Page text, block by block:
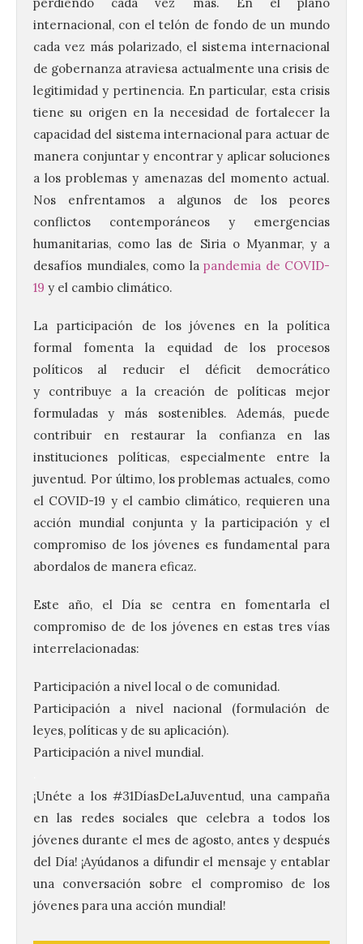
internacional, con el telón de fondo de un mundo
cada vez más polarizado, el sistema internacional
de gobernanza atraviesa actualmente una crisis de
legitimidad y pertinencia. En particular, esta crisis
tiene su origen en la necesidad de fortalecer la
capacidad del sistema internacional para actuar de
manera conjuntar y encontrar y aplicar soluciones
a los problemas y amenazas del momento actual.
Nos enfrentamos a algunos de los peores
conflictos contemporáneos y emergencias
humanitarias, como las de Siria o Myanmar, y a
desafíos mundiales, como la pandemia de COVID-
19 y el cambio climático.
La participación de los jóvenes en la política
formal fomenta la equidad de los procesos
políticos al reducir el déficit democrático
y contribuye a la creación de políticas mejor
formuladas y más sostenibles. Además, puede
contribuir en restaurar la confianza en las
instituciones políticas, especialmente entre la
juventud. Por último, los problemas actuales, como
el COVID-19 y el cambio climático, requieren una
acción mundial conjunta y la participación y el
compromiso de los jóvenes es fundamental para
abordalos de manera eficaz.
Este año, el Día se centra en fomentarla el
compromiso de de los jóvenes en estas tres vías
interrelacionadas:
Participación a nivel local o de comunidad.
Participación a nivel nacional (formulación de
leyes, políticas y de su aplicación).
Participación a nivel mundial.
¡Unéte a los #31DíasDeLaJuventud, una campaña
en las redes sociales que celebra a todos los
jóvenes durante el mes de agosto, antes y después
del Día! ¡Ayúdanos a difundir el mensaje y entablar
una conversación sobre el compromiso de los
jóvenes para una acción mundial!
El Ayuntamiento de La
Bañeza presenta el
Festival One More Time,
una cita con la música de